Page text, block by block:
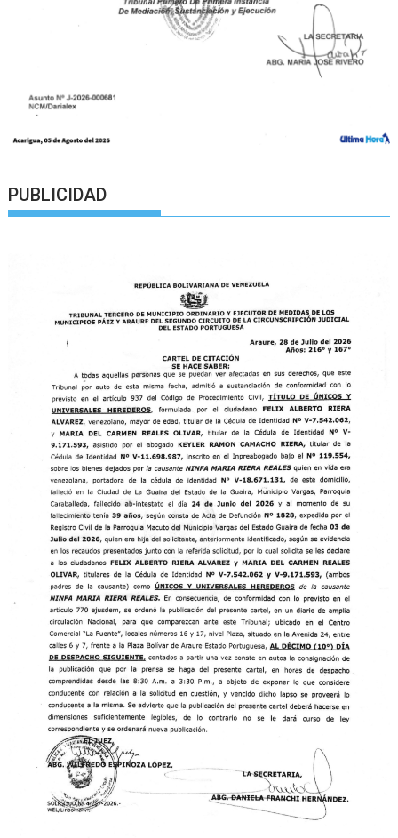
PUBLICIDAD